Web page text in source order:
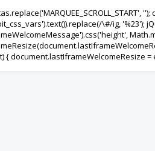
\#/ig, '%23');
{ document.lastIframeWelcomeResize